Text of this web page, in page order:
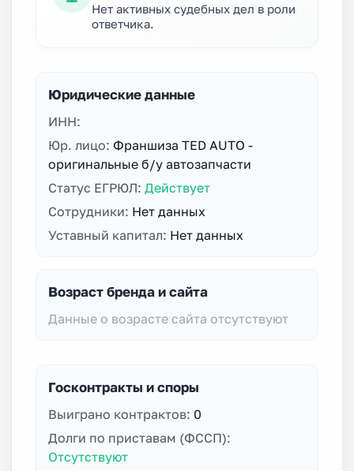
Нет активных судебных дел в роли
ответчика.
Юридические данные
ИНН:
Юр. лицо: Франшиза TED AUTO -
оригинальные б/у автозапчасти
Статус ЕГРЮЛ: Действует
Сотрудники: Нет данных
Уставный капитал: Нет данных
Возраст бренда и сайта
Данные о возрасте сайта отсутствуют
Госконтракты и споры
Выиграно контрактов: 0
Долги по приставам (ФССП):
Отсутствуют